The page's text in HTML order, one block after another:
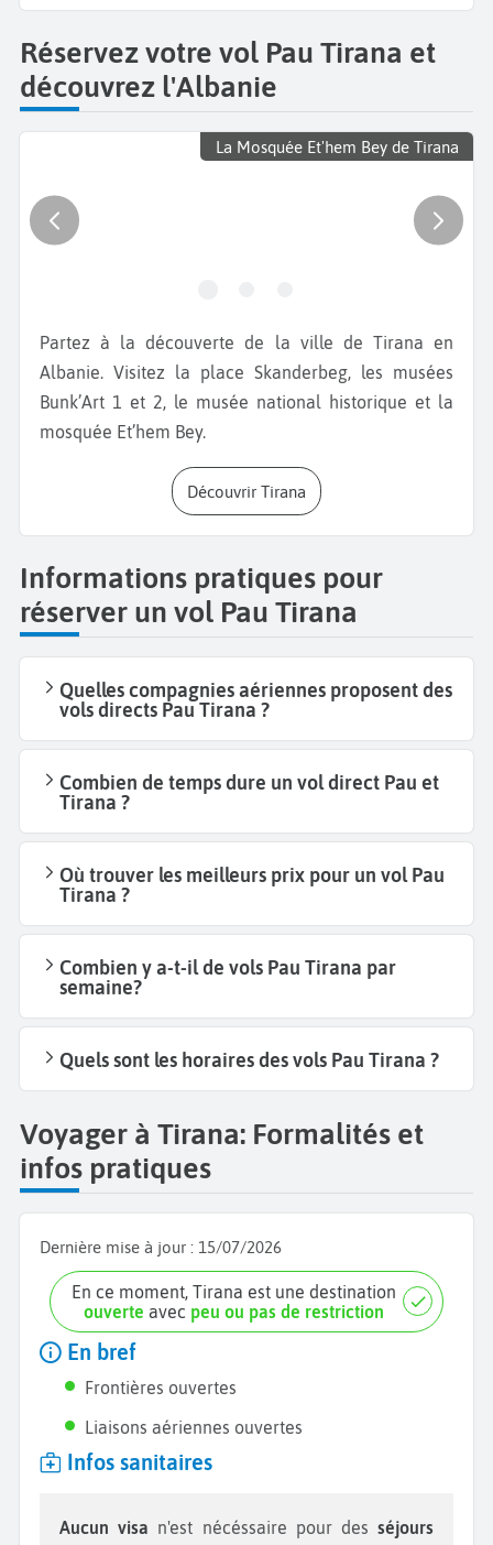
Réservez votre vol Pau Tirana et
découvrez l'Albanie
La Mosquée Et'hem Bey de Tirana
Partez à la découverte de la ville de Tirana en
Albanie. Visitez la place Skanderbeg, les musées
Bunk’Art 1 et 2, le musée national historique et la
mosquée Et’hem Bey.
Découvrir Tirana
Informations pratiques pour
réserver un vol Pau Tirana
Quelles compagnies aériennes proposent des
vols directs Pau Tirana ?
Combien de temps dure un vol direct Pau et
Tirana ?
Où trouver les meilleurs prix pour un vol Pau
Tirana ?
Combien y a-t-il de vols Pau Tirana par
semaine?
Quels sont les horaires des vols Pau Tirana ?
Voyager à Tirana: Formalités et
infos pratiques
Dernière mise à jour : 15/07/2026
En ce moment, Tirana est une destination
ouverte avec peu ou pas de restriction
En bref
Frontières ouvertes
Liaisons aériennes ouvertes
Infos sanitaires
Aucun visa n'est nécéssaire pour desséjours